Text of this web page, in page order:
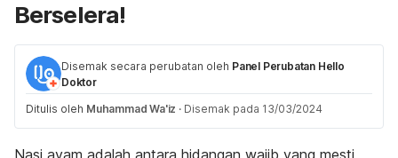
Berselera!
Disemak secara perubatan oleh Panel Perubatan Hello
Doktor
Ditulis oleh Muhammad Wa'iz · Disemak pada 13/03/2024
Nasi ayam adalah antara hidangan wajib yang mesti